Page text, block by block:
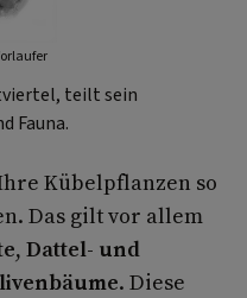
teilt sein
Fauna.
Kübelpflanzen so
Das gilt vor allem
, Dattel- und
. Diese